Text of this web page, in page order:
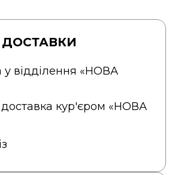
у відділення «НОВА
кур'єром «НОВА